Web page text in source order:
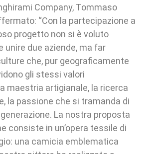
Company, Tommaso
“Con la partecipazione a
progetto non si è voluto
unire due aziende, ma far
che, pur geograficamente
gli stessi valori
maestria artigianale, la ricerca
la passione che si tramanda di
La nostra proposta
consiste in un’opera tessile di
una camicia emblematica